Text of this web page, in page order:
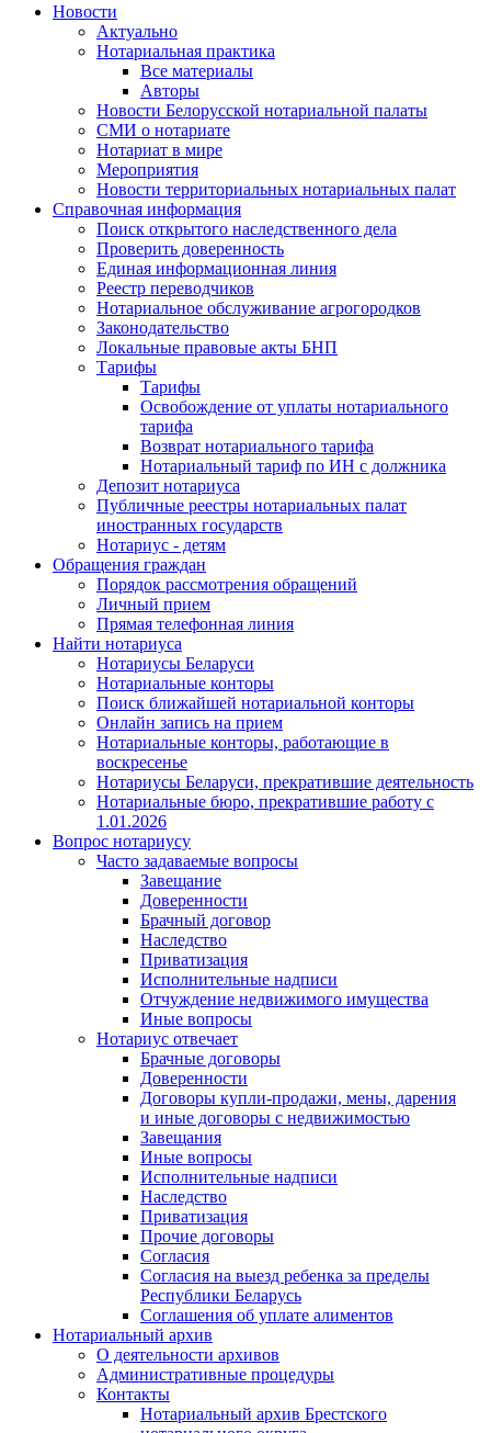
Новости
Актуально
Нотариальная практика
Все материалы
Авторы
Новости Белорусской нотариальной палаты
СМИ о нотариате
Нотариат в мире
Мероприятия
Новости территориальных нотариальных палат
Справочная информация
Поиск открытого наследственного дела
Проверить доверенность
Единая информационная линия
Реестр переводчиков
Нотариальное обслуживание агрогородков
Законодательство
Локальные правовые акты БНП
Тарифы
Тарифы
Освобождение от уплаты нотариального
тарифа
Возврат нотариального тарифа
Нотариальный тариф по ИН с должника
Депозит нотариуса
Публичные реестры нотариальных палат
иностранных государств
Нотариус - детям
Обращения граждан
Порядок рассмотрения обращений
Личный прием
Прямая телефонная линия
Найти нотариуса
Нотариусы Беларуси
Нотариальные конторы
Поиск ближайшей нотариальной конторы
Онлайн запись на прием
Нотариальные конторы, работающие в
воскресенье
Нотариусы Беларуси, прекратившие деятельность
Нотариальные бюро, прекратившие работу с
1.01.2026
Вопрос нотариусу
Часто задаваемые вопросы
Завещание
Доверенности
Брачный договор
Наследство
Приватизация
Исполнительные надписи
Отчуждение недвижимого имущества
Иные вопросы
Нотариус отвечает
Брачные договоры
Доверенности
Договоры купли-продажи, мены, дарения
и иные договоры с недвижимостью
Завещания
Иные вопросы
Исполнительные надписи
Наследство
Приватизация
Прочие договоры
Согласия
Согласия на выезд ребенка за пределы
Республики Беларусь
Соглашения об уплате алиментов
Нотариальный архив
О деятельности архивов
Административные процедуры
Контакты
Нотариальный архив Брестского